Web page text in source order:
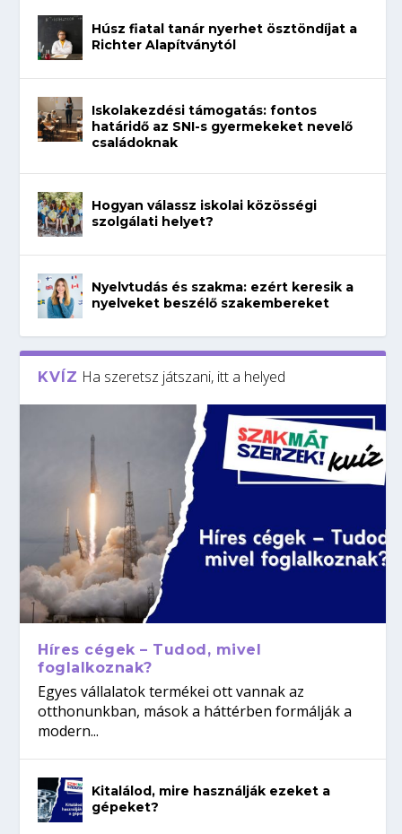
Húsz fiatal tanár nyerhet ösztöndíjat a
Richter Alapítványtól
Iskolakezdési támogatás: fontos
határidő az SNI-s gyermekeket nevelő
családoknak
Hogyan válassz iskolai közösségi
szolgálati helyet?
Nyelvtudás és szakma: ezért keresik a
nyelveket beszélő szakembereket
KVÍZ Ha szeretsz játszani, itt a helyed
Híres cégek – Tudod, mivel
foglalkoznak?
Egyes vállalatok termékei ott vannak az
otthonunkban, mások a háttérben formálják a
modern...
Kitalálod, mire használják ezeket a
gépeket?